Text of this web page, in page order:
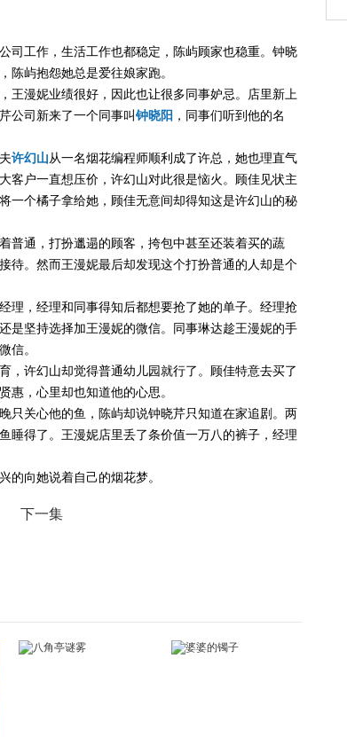
司工作，生活工作也都稳定，陈屿顾家也稳重。钟晓
陈屿抱怨她总是爱往娘家跑。
王漫妮业绩很好，因此也让很多同事妒忌。店里新上
公司新来了一个同事叫钟晓阳 ，同事们听到他的名
许幻山从一名烟花编程师顺利成了许总，她也理直气
客户一直想压价，许幻山对此很是恼火。顾佳见状主
一个橘子拿给她，顾佳无意间却得知这是许幻山的秘
普通，打扮邋遢的顾客，挎包中甚至还装着买的蔬
待。然而王漫妮最后却发现这个打扮普通的人却是个
理，经理和同事得知后都想要抢了她的单子。经理抢
是坚持选择加王漫妮的微信。同事琳达趁王漫妮的手
信。
，许幻山却觉得普通幼儿园就行了。顾佳特意去买了
惠，心里却也知道他的心思。
只关心他的鱼，陈屿却说钟晓芹只知道在家追剧。两
睡得了。王漫妮店里丢了条价值一万八的裤子，经理
的向她说着自己的烟花梦。
下一集